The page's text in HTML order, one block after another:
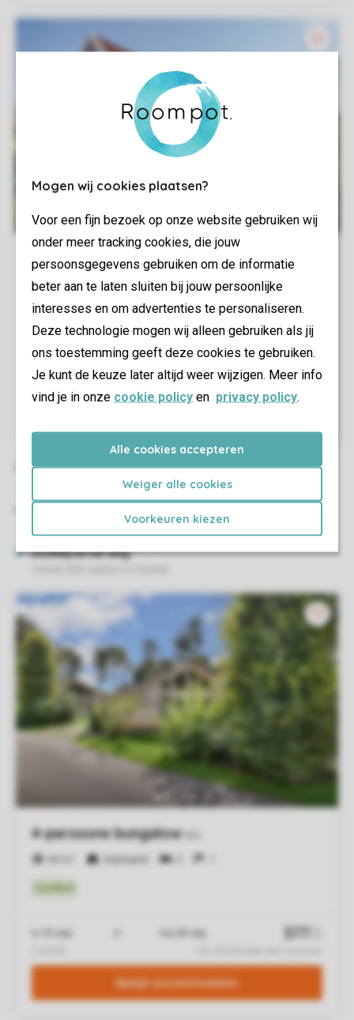
Mogen wij cookies plaatsen?
Voor een fijn bezoek op onze website gebruiken wij
onder meer tracking cookies, die jouw
persoonsgegevens gebruiken om de informatie
beter aan te laten sluiten bij jouw persoonlijke
interesses en om advertenties te personaliseren.
Deze technologie mogen wij alleen gebruiken als jij
ons toestemming geeft deze cookies te gebruiken.
Je kunt de keuze later altijd weer wijzigen. Meer info
vind je in onze cookie policy en privacy policy.
Alle cookies accepteren
Weiger alle cookies
Voorkeuren kiezen